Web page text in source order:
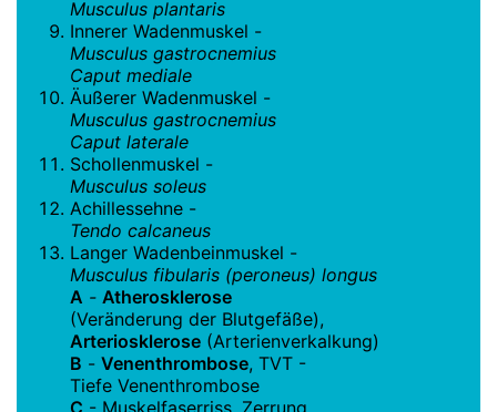
Musculus plantaris
Innerer Wadenmuskel -
Musculus gastrocnemius
Caput mediale
Äußerer Wadenmuskel -
Musculus gastrocnemius
Caput laterale
Schollenmuskel -
Musculus soleus
Achillessehne -
Tendo calcaneus
Langer Wadenbeinmuskel -
Musculus fibularis (peroneus) longus
A - Atherosklerose
(Veränderung der Blutgefäße),
Arteriosklerose (Arterienverkalkung)
B - Venenthrombose, TVT -
Tiefe Venenthrombose